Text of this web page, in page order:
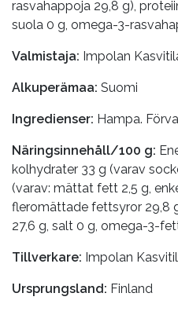
rasvahappoja 29,8 g),
suola 0 g, omega-3-
Valmistaja: Impolan
Alkuperämaa: Suomi
Ingredienser: Hampa.
Näringsinnehåll/100 g:
kolhydrater 33 g (varav
(varav: mättat fett 2,5 g,
fleromättade fettsyror 29,8
27,6 g, salt 0 g, omega-3-
Tillverkare: Impolan
Ursprungsland: Finland